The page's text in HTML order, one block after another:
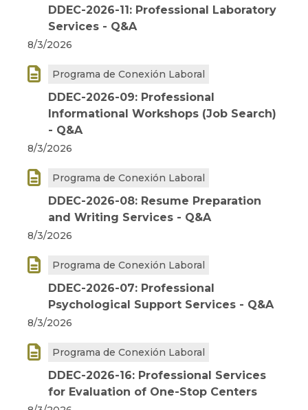
DDEC-2026-11: Professional Laboratory
Services - Q&A
8/3/2026
 Programa de Conexión Laboral
DDEC-2026-09: Professional
Informational Workshops (Job Search)
- Q&A
8/3/2026
 Programa de Conexión Laboral
DDEC-2026-08: Resume Preparation
and Writing Services - Q&A
8/3/2026
 Programa de Conexión Laboral
DDEC-2026-07: Professional
Psychological Support Services - Q&A
8/3/2026
 Programa de Conexión Laboral
DDEC-2026-16: Professional Services
for Evaluation of One-Stop Centers